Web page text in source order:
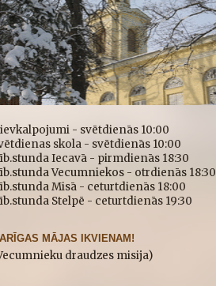
- svētdienās 10:00
skola - svētdienās 10:00
Iecavā - pirmdienās 18:30
Vecumniekos - otrdienās 18:30
Misā - ceturtdienās 18:00
Stelpē - ceturtdienās 19:30
MĀJAS IKVIENAM!
draudzes misija)